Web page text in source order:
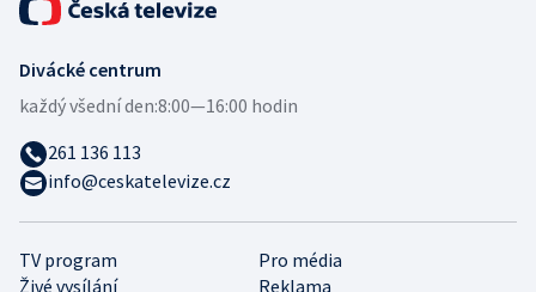
TV program
Pro média
Živé vysílání
Reklama
Divácké centrum
každý všední den:8:00—16:00 hodin
261 136 113
info@ceskatelevize.cz